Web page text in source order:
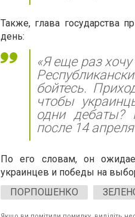
Также, глава государства
день:
«Я еще раз
бойтесь.
чтобы
одни дебаты?
после 14
По его словам, он
украинцев и победы на
ПОРПОШЕНКО